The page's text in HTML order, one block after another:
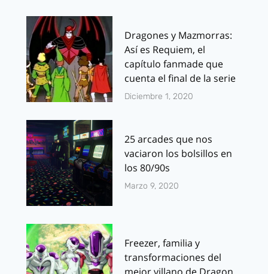
Dragones y Mazmorras:
Así es Requiem, el
capítulo fanmade que
cuenta el final de la serie
Diciembre 1, 2020
25 arcades que nos
vaciaron los bolsillos en
los 80/90s
Marzo 9, 2020
Freezer, familia y
transformaciones del